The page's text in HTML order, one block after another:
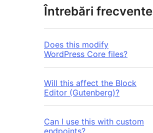
Întrebări frecvente
Does this modify
WordPress Core files?
Will this affect the Block
Editor (Gutenberg)?
Can I use this with custom